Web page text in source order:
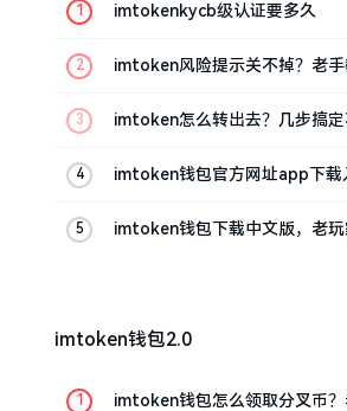
imtokenkycb级认证要多久
imtoken风险提示关不掉？老手
imtoken怎么转出去？几步搞
imtoken钱包官方网址app下载
imtoken钱包下载中文版，老
imtoken钱包2.0
imtoken钱包怎么领取分叉币